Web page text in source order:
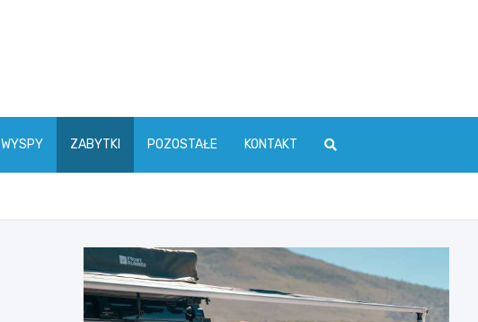
WYSPY ZABYTKI POZOSTAŁE KONTAKT